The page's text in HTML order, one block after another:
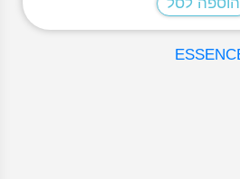
היה:
₪120.00.
הוא:
₪99.00.